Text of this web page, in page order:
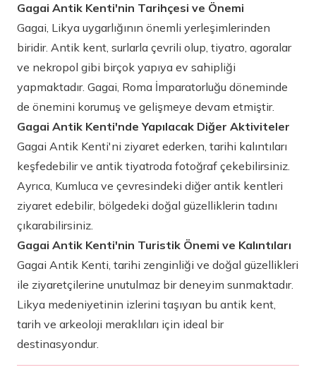
Gagai Antik Kenti'nin Tarihçesi ve Önemi
Gagai, Likya uygarlığının önemli yerleşimlerinden
biridir. Antik kent, surlarla çevrili olup, tiyatro, agoralar
ve nekropol gibi birçok yapıya ev sahipliği
yapmaktadır. Gagai, Roma İmparatorluğu döneminde
de önemini korumuş ve gelişmeye devam etmiştir.
Gagai Antik Kenti'nde Yapılacak Diğer Aktiviteler
Gagai Antik Kenti'ni ziyaret ederken, tarihi kalıntıları
keşfedebilir ve antik tiyatroda fotoğraf çekebilirsiniz.
Ayrıca, Kumluca ve çevresindeki diğer antik kentleri
ziyaret edebilir, bölgedeki doğal güzelliklerin tadını
çıkarabilirsiniz.
Gagai Antik Kenti'nin Turistik Önemi ve Kalıntıları
Gagai Antik Kenti, tarihi zenginliği ve doğal güzellikleri
ile ziyaretçilerine unutulmaz bir deneyim sunmaktadır.
Likya medeniyetinin izlerini taşıyan bu antik kent,
tarih ve arkeoloji meraklıları için ideal bir
destinasyondur.